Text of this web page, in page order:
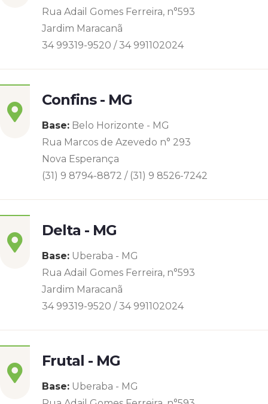
Rua Adail Gomes Ferreira, n°593
Jardim Maracanã
34 99319-9520 / 34 991102024
Confins - MG
Base: Belo Horizonte - MG
Rua Marcos de Azevedo n° 293
Nova Esperança
(31) 9 8794-8872 / (31) 9 8526-7242
Delta - MG
Base: Uberaba - MG
Rua Adail Gomes Ferreira, n°593
Jardim Maracanã
34 99319-9520 / 34 991102024
Frutal - MG
Base: Uberaba - MG